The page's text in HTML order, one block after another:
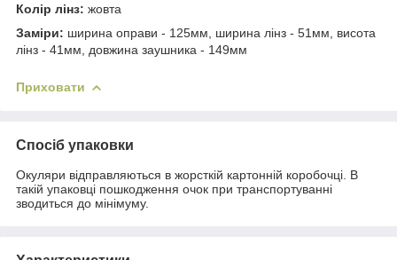
Колір лінз: жовта
Заміри: ширина оправи - 125мм, ширина лінз - 51мм, висота
лінз - 41мм, довжина заушника - 149мм
Приховати
Спосіб упаковки
Окуляри відправляються в жорсткій картонній коробочці. В
такій упаковці пошкодження очок при транспортуванні
зводиться до мінімуму.